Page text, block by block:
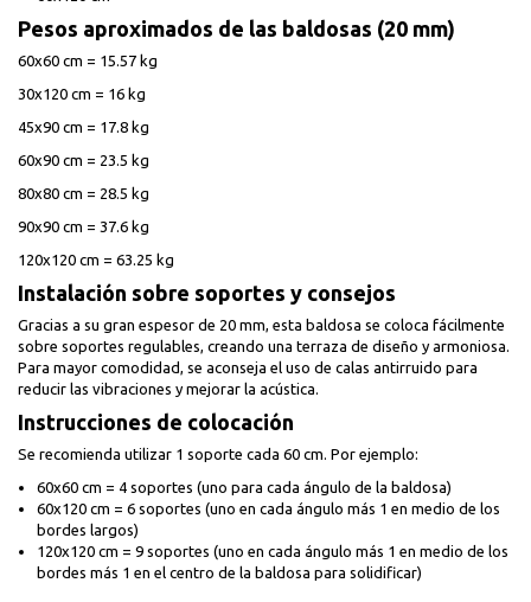
Pesos aproximados de las baldosas (20 mm)
60x60 cm = 15.57 kg
30x120 cm = 16 kg
45x90 cm = 17.8 kg
60x90 cm = 23.5 kg
80x80 cm = 28.5 kg
90x90 cm = 37.6 kg
120x120 cm = 63.25 kg
Instalación sobre soportes y consejos
Gracias a su gran espesor de 20 mm, esta baldosa se coloca fácilmente
sobre soportes regulables, creando una terraza de diseño y armoniosa.
Para mayor comodidad, se aconseja el uso de calas antirruido para
reducir las vibraciones y mejorar la acústica.
Instrucciones de colocación
Se recomienda utilizar 1 soporte cada 60 cm. Por ejemplo:
60x60 cm = 4 soportes (uno para cada ángulo de la baldosa)
60x120 cm = 6 soportes (uno en cada ángulo más 1 en medio de los
bordes largos)
120x120 cm = 9 soportes (uno en cada ángulo más 1 en medio de los
bordes más 1 en el centro de la baldosa para solidificar)